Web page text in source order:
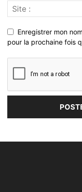
Enregistrer mon
pour la prochaine fois